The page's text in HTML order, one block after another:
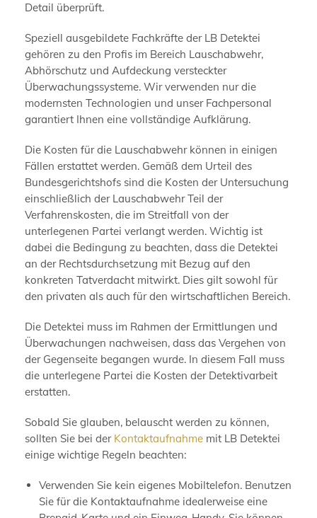
Detail überprüft.
Speziell ausgebildete Fachkräfte der LB Detektei
gehören zu den Profis im Bereich Lauschabwehr,
Abhörschutz und Aufdeckung versteckter
Überwachungssysteme. Wir verwenden nur die
modernsten Technologien und unser Fachpersonal
garantiert Ihnen eine vollständige Aufklärung.
Die Kosten für die Lauschabwehr können in einigen
Fällen erstattet werden. Gemäß dem Urteil des
Bundesgerichtshofs sind die Kosten der Untersuchung
einschließlich der Lauschabwehr Teil der
Verfahrenskosten, die im Streitfall von der
unterlegenen Partei verlangt werden. Wichtig ist
dabei die Bedingung zu beachten, dass die Detektei
an der Rechtsdurchsetzung mit Bezug auf den
konkreten Tatverdacht mitwirkt. Dies gilt sowohl für
den privaten als auch für den wirtschaftlichen Bereich.
Die Detektei muss im Rahmen der Ermittlungen und
Überwachungen nachweisen, dass das Vergehen von
der Gegenseite begangen wurde. In diesem Fall muss
die unterlegene Partei die Kosten der Detektivarbeit
erstatten.
Sobald Sie glauben, belauscht werden zu können,
sollten Sie bei der Kontaktaufnahme mit LB Detektei
einige wichtige Regeln beachten:
Verwenden Sie kein eigenes Mobiltelefon. Benutzen
Sie für die Kontaktaufnahme idealerweise eine